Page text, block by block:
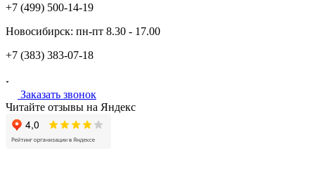
+7 (499) 500-14-19
Новосибирск: пн-пт 8.30 - 17.00
+7 (383) 383-07-18
Заказать звонок
Читайте отзывы на Яндекс